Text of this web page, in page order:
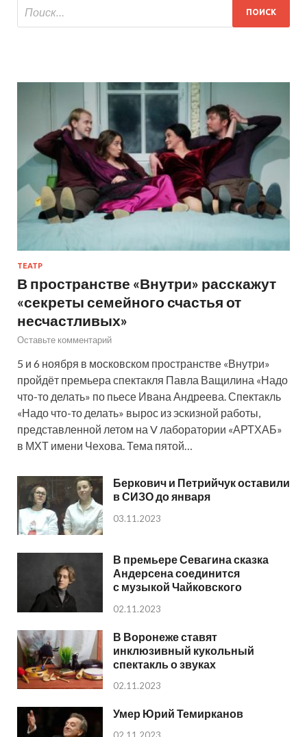
ТЕАТР
В пространстве «Внутри» расскажут
«секреты семейного счастья от
несчастливых»
Оставьте комментарий
5 и 6 ноября в московском пространстве «Внутри»
пройдёт премьера спектакля Павла Ващилина «Надо
что-то делать» по пьесе Ивана Андреева. Спектакль
«Надо что-то делать» вырос из эскизной работы,
представленной летом на V лаборатории «АРТХАБ»
в МХТ имени Чехова. Тема пятой…
Беркович и Петрийчук оставили
в СИЗО до января
03.11.2023
В премьере Севагина сказка
Андерсена соединится
с музыкой Чайковского
02.11.2023
В Воронеже ставят
инклюзивный кукольный
спектакль о звуках
02.11.2023
Умер Юрий Темирканов